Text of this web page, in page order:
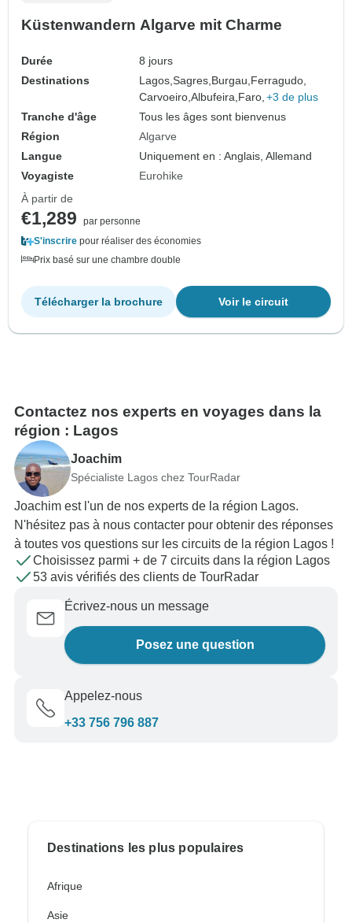
Küstenwandern Algarve mit Charme
Durée
8 jours
Destinations
Lagos,Sagres, Burgau, Ferragudo,
Carvoeiro,Albufeira, Faro, +3 de plus
Tranche d'âge
Tous les âges sont bienvenus
Région
Algarve
Langue
Uniquement en : Anglais, Allemand
Voyagiste
Eurohike
À partir de
€1,289
par personne
S'inscrire pour réaliser des économies
Prix basé sur une chambre double
Voir le circuit
Télécharger la brochure
Contactez nos experts en voyages dans la
région : Lagos
Joachim
Spécialiste Lagos chez TourRadar
Joachim est l'un de nos experts de la région Lagos.
N'hésitez pas à nous contacter pour obtenir des réponses
à toutes vos questions sur les circuits de la région Lagos !
Choisissez parmi + de 7 circuits dans la région Lagos
53 avis vérifiés des clients de TourRadar
Écrivez-nous un message
Posez une question
Appelez-nous
+33 756 796 887
Destinations les plus populaires
Afrique
Asie